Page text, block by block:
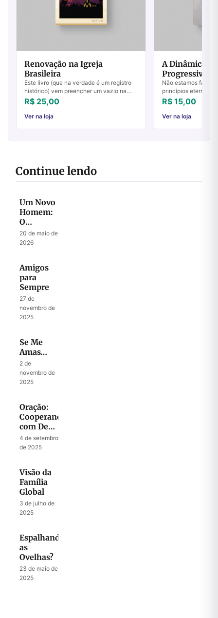
Renovação na Igreja
Brasileira
Este livro (que na verdade é um registro
histórico) vem preencher um vazio na
história dos evangélicos no Brasil. Cobre
um período extremamente rico e abenço...
R$ 25,00
Ver na loja
A Dinâmica
Progressiva
Não estamos
princípios eternos
Escrituras.
esquecer que a
composta p...
R$ 15,00
Ver na loja
Continue lendo
Um Novo
Homem:
O
Mistério
do
20 de maio de
2026
Amigos
para
Sempre
27 de
novembro de
2025
Se Me
Amas…
2 de
novembro de
2025
Oração:
Cooperando
com Deus
para
Liberar
na Terra
4 de setembro
de 2025
Visão da
Família
Global
3 de julho de
2025
Espalhando
as
Ovelhas?
23 de maio de
2025